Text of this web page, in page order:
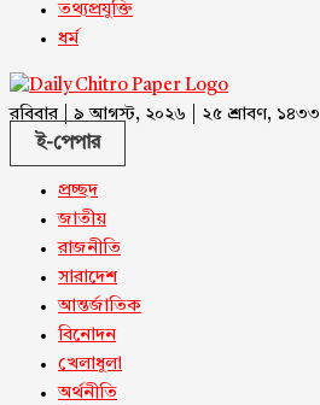
তথ্যপ্রযুক্তি
ধর্ম
রবিবার | ৯ আগস্ট, ২০২৬ | ২৫ শ্রাবণ, ১৪৩৩
ই-পেপার
প্রচ্ছদ
জাতীয়
রাজনীতি
সারাদেশ
আন্তর্জাতিক
বিনোদন
খেলাধুলা
অর্থনীতি